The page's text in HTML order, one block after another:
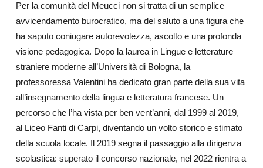
Per la comunità del Meucci non si tratta di un semplice
avvicendamento burocratico, ma del saluto a una figura che
ha saputo coniugare autorevolezza, ascolto e una profonda
visione pedagogica. Dopo la laurea in Lingue e letterature
straniere moderne all’Università di Bologna, la
professoressa Valentini ha dedicato gran parte della sua vita
all’insegnamento della lingua e letteratura francese. Un
percorso che l’ha vista per ben vent’anni, dal 1999 al 2019,
al Liceo Fanti di Carpi, diventando un volto storico e stimato
della scuola locale. Il 2019 segna il passaggio alla dirigenza
scolastica: superato il concorso nazionale, nel 2022 rientra a